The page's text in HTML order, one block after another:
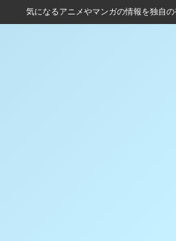
気になるアニメやマンガの情報を独自の